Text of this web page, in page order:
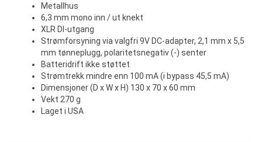
Metallhus
6,3 mm mono inn / ut knekt
XLR DI-utgang
Strømforsyning via valgfri 9V DC-adapter, 2,1 mm x 5,5
mm tønneplugg, polaritetsnegativ (-) senter
Batteridrift ikke støttet
Strømtrekk mindre enn 100 mA (i bypass 45,5 mA)
Dimensjoner (D x W x H) 130 x 70 x 60 mm
Vekt 270 g
Laget i USA